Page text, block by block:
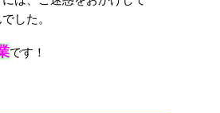
した。
です！